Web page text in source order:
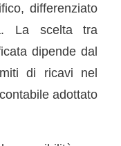
differenziato
La scelta tra
dipende dal
di ricavi nel
adottato